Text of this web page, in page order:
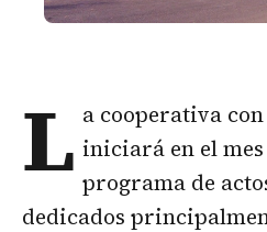
L a cooperativa
iniciará en el
programa de
dedicados